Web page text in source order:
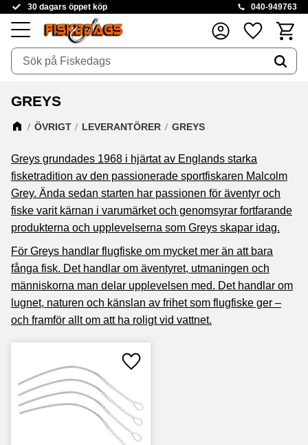
Meny
30 dagars öppet köp 040-949763
Favoriter
GREYS
ÖVRIGT LEVERANTÖRER GREYS
Greys grundades 1968 i hjärtat av Englands starka
fisketradition av den passionerade sportfiskaren Malcolm
Grey. Ända sedan starten har passionen för äventyr och
fiske varit kärnan i varumärket och genomsyrar fortfarande
produkterna och upplevelserna som Greys skapar idag.
För Greys handlar flugfiske om mycket mer än att bara
fånga fisk. Det handlar om äventyret, utmaningen och
människorna man delar upplevelsen med. Det handlar om
lugnet, naturen och känslan av frihet som flugfiske ger –
och framför allt om att ha roligt vid vattnet.
Lägg till i favoriter